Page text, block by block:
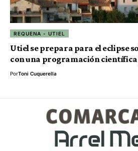
REQUENA - UTIEL
Utiel se prepara para el eclipse
con una programación
PorToni Cuquerella